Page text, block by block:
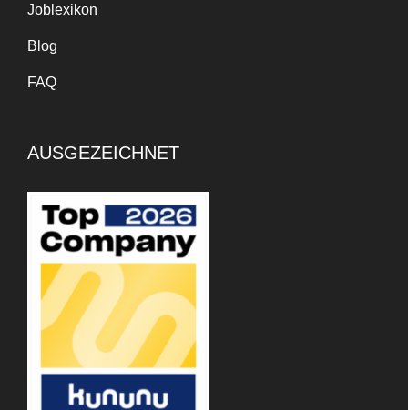
Joblexikon
Blog
FAQ
AUSGEZEICHNET